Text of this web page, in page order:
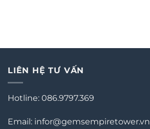
LIÊN HỆ TƯ VẤN
Hotline: 086.9797.369
Email: infor@gemsempiretower.vn